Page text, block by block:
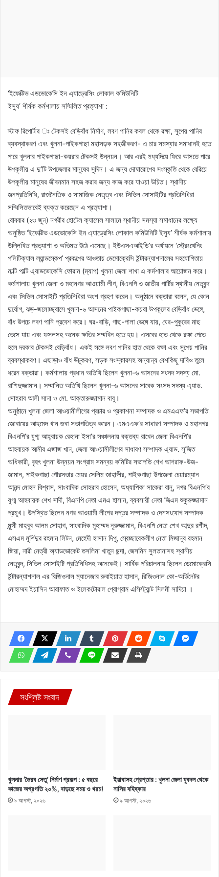
‘ইফেক্টিভ এডভোকেসি ইন এ্যাড্রেসিং লোকাল কমিউনিটি
ইস্যু’ শীর্ষক কর্মশালায় সম্মিলিত প্রত্যাশা :
স্টাফ রিপোর্টার ঃ টেকসই বেড়িবাঁধ নির্মাণ, লবণ পানির কবল থেকে রক্ষা, সুপেয় পানির
ব্যবস্থাকরণ এবং খুলনা-পাইকগাছা মহাসড়ক সহজীকরণ- এ চার সমস্যার সমাধানই হতে
পারে খুলনার পাইকগাছা-কয়রার টেকসই উন্নয়ন। আর এরই মধ্যদিয়ে ফিরে আসতে পারে
উপকূলীয় এ দু’টি উপজেলার মানুষের সুদিন। এ জন্য দোষারোপের সংস্কৃতি থেকে বেরিয়ে
উপকূলীয় মানুষের জীবনমান সহজ করার জন্য কাজ করে যাওয়া উচিত। স্থানীয়
জনপ্রতিনিধি, রাজনৈতিক ও সামাজিক নেতৃত্ব এবং সিভিল সোসাইটির প্রতিনিধিরা
সম্মিলিতভাবেই ব্যক্ত করেছেন এ প্রত্যাশা।
রোববার (২৩ জুন) নগরীর হোটেল ক্যাসেল সালামে স্থানীয় সমস্যা সমাধানের লক্ষ্যে
অনুষ্ঠিত ‘ইফেক্টিভ এডভোকেসি ইন এ্যাড্রেসিং লোকাল কমিউনিটি ইস্যু’ শীর্ষক কর্মশালায়
উল্লিখিত প্রত্যাশা ও অভিমত উঠে এসেছে। ইউএসএআইডি’র অর্থায়নে ‘স্ট্রেংথেনিং
পলিটিক্যাল ল্যান্ডস্কেপ’ প্রকল্পের আওতায় ডেমোক্রেসি ইন্টারন্যাশনালের সহযোগিতায়
মাল্টি পাল্টি এ্যাডভোকেসি ফোরাম (ম্যাপ) খুলনা জেলা শাখা এ কর্মশালার আয়োজন করে।
কর্মশালায় খুলনা জেলা ও মহানগর আওয়ামী লীগ, বিএনপি ও জাতীয় পার্টির স্থানীয় নেতৃবৃন্দ
এবং সিভিল সোসাইটি প্রতিনিধিরা অংশ গ্রহণ করেন। অনুষ্ঠানে বক্তারা বলেন, যে কোন
দুর্যোগ, ঝড়-জলোচ্ছ্বাসে খুলনা-৬ আসনের পাইকগাছা-কয়রা উপকূলের বেড়িবাঁধ ভেঙ্গে,
বাঁধ উপচে লবণ পানি প্রবেশ করে। ঘর-বাড়ি, গাছ-পালা ভেঙ্গে যায়, ঘের-পুকুরের মাছ
ভেসে যায় এবং ফসলসহ অনেক ক্ষতির সম্মখিন হতে হয়। এসবের হাত থেকে রক্ষা পেতে
হলে দরকার টেকসই বেড়িবাঁধ। একই সঙ্গে লবণ পানির হাত থেকে রক্ষা এবং সুপেয় পানির
ব্যবস্থাকরণ। এছাড়াও বাঁধ উঁচুকরণ, সড়ক সংস্কারসহ অন্যান্য বেশকিছু দাবিও তুলে
ধরেন বক্তারা। কর্মশালায় প্রধান অতিথি ছিলেন খুলনা-৬ আসনের সংসদ সদস্য মো.
রাশিদুজ্জামান। সম্মানিত অতিথি ছিলেন খুলনা-৬ আসনের সাবেক সংসদ সদস্য এ্যাড.
সোহরাব আলী সানা ও মো. আক্তারুজ্জামান বাবু।
অনুষ্ঠানে খুলনা জেলা আওয়ামীলীগের প্রচার ও প্রকাশনা সম্পাদক ও এমএএফ’র সভাপতি
জোবায়ের আহমেদ খান জবা সভাপতিত্ব করেন। এমএএফ’র সাধারণ সম্পাদক ও মহানগর
বিএনপি’র যুগ্ম আহ্বায়ক রেহানা ইসা’র সঞ্চালনায় বক্তব্য রাখেন জেলা বিএনপি’র
আহবায়ক আমীর এজাজ খান, জেলা আওয়ামীলীগের সাধারণ সম্পাদক এ্যাড. সুজিত
অধিকারী, বৃহৎ খুলনা উন্নয়ন সংগ্রাম সমন্বয় কমিটির সভাপতি শেখ আশরাফ-উজ-
জামান, পাইকগাছা পৌরসভার মেয়র সেলিম জাহাঙ্গীর, পাইকগাছা উপজেলা চেয়ারম্যান
আনন্দ মোহন বিশ্বাস, সাংবাদিক সোহরাব হোসেন, অধ্যাপিকা সাকেরা বানু, নগর বিএনপি’র
যুগ্ম আহবায়ক শেখ সাদী, বিএনপি নেতা এমএ হাসান, ব্যবসায়ী নেতা জিএম শুকুরুজ্জামান
প্রমূখ। উপস্থিত ছিলেন নগর আওয়ামী লীগের দপ্তর সম্পাদক ও দেশসংযোগ সম্পাদক
মুন্সী মাহবুব আলম সোহাগ, সাংবাদিক মুহাম্মদ নূরুজ্জামান, বিএনপি নেতা শেখ আব্দুর রশীদ,
এসএম মুর্শিদুর রহমান লিটন, মেহেদী হাসান দিপু, স্বেচ্ছাবেকলীগ নেতা মিজানুর রহমান
জিয়া, নারী নেত্রী অ্যাডভোকেট তসলিমা খাতুন ছন্দা, জেসমিন সুলতানাসহ স্থানীয়
নেতৃবৃন্দ, সিভিল সোসাইটি প্রতিনিধিসহ অনেকেই। সার্বিক পরিচালনায় ছিলেন ডেমোক্রেসি
ইন্টারন্যাশনাল এর রিজিওনাল ম্যানেজার রুবাইয়াত হাসান, রিজিওনাল কো-অর্ডিনেটর
মোহাম্মদ ইয়াসিন আরাফাত ও ইলেকটোরাল প্রোগ্রাম এসিস্ট্যান্ট সিলমী সাদিয়া ।
সংশ্লিষ্ট সংবাদ
খুলনার ‘ভৈরব সেতু’ নির্মাণ প্রকল্প : ৫ বছরে
কাজের অগ্রগতি ২০%, বাড়ছে সময় ও খরচ!
৯ আগস্ট, ২০২৬
ইয়াবাসহ গ্রেপ্তার : খুলনা জেলা যুবদল থেকে
নাসির বহিষ্কার
৯ আগস্ট, ২০২৬